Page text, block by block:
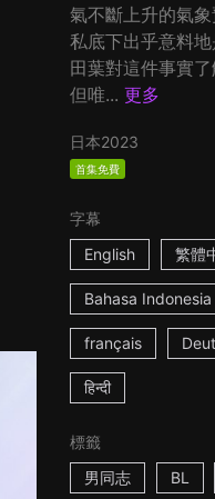
氣不斷上升的氣
私底下出乎意料
田葉對這件事實
但唯... 更多
日本2023
首集免費
字幕
English
繁體
Bahasa Indonesia
français
हिन्दी
標籤
男同志
BL